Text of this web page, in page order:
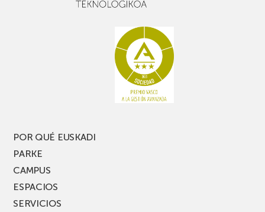
POR QUÉ EUSKADI
PARKE
CAMPUS
ESPACIOS
SERVICIOS